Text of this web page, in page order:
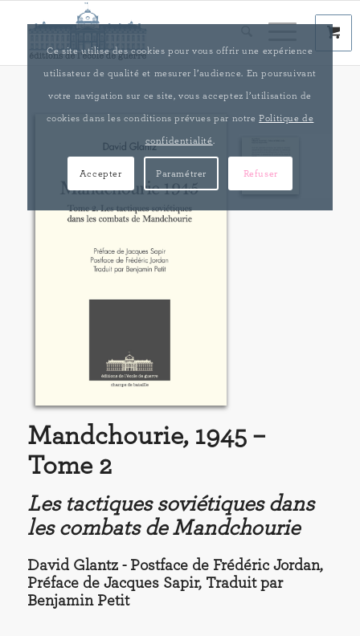
Mandchourie, 1945 –
Tome 2
Les tactiques soviétiques dans
les combats de Mandchourie
David Glantz - Postface de Frédéric Jordan,
Préface de Jacques Sapir, Traduit par
Benjamin Petit
Ce site utilise des cookies pour vous offrir une expérience
utilisateur de qualité et mesurer l’audience. En poursuivant
votre navigation sur ce site, vous acceptez l’utilisation de
cookies dans les conditions prévues par notrePolitique de
confidentialité
Accepter Paramétrer Refuser